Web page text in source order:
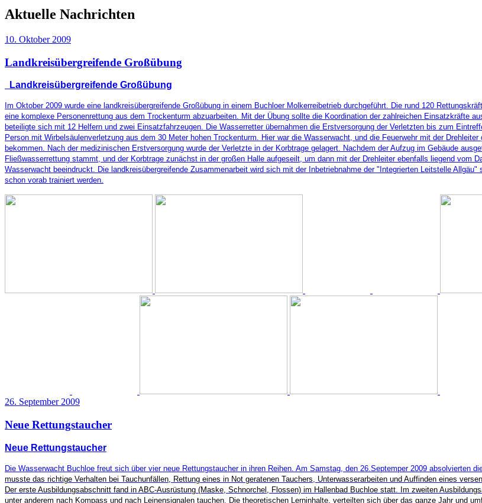
Aktuelle Nachrichten
10. Oktober 2009
Landkreisübergreifende Großübung
Landkreisübergreifende Großübung
Im Oktober 2009 wurde eine landkreisübergreifende Großübung in einem Buchloer Molkerreibetrieb durchgeführt. Die rund 120
eine komplexe Personenrettung aus dem Trockenturm abzuarbeiten. Mit der Übung sollte die Koordination der zahlreichen Einsatzkräfte
beteiligte sich mit 12 Helfern und zwei Einsatzfahrzeugen. Die Wasserretter übernahmen die Erstversorgung der Verletzten bis zum
Person mit Wirbelsäulenverletzung aus dem 30 Meter hohen Trockenturm. Hier war die Wasserwacht, und die Feuerwehr mit der
bekommen. Nach der medizinischen Erstversorgung wurde der Verletzte in der Korbtrage gelagert. Nachdem der Aufzug im Gebäude
Fließwasserrettung stammt, und der Korbtrage zunächst in der großen Halle aufgeseilt, um dann mit der Drehleiter ebenfalls liegend vom
Wasserwacht beeindruckt. Die landkreisübergreifende Zusammenarbeit wird sich mit der Inbetriebnahme der "Integrierten Leitstelle
schon vorab trainiert werden.
26. September 2009
Neue Rettungstaucher
Neue Rettungstaucher
Die Wasserwacht Buchloe freut sich über vier neue Rettungstaucher in ihren Reihen. Am Samstag, den 26.Septemper 2009 absolvierten
musste das richtige Verhalten bei Tauchunfällen, Rettung eines in Not geratenen Tauchers, Unterwasserarbeiten und Auffinden eines
Der erste Ausbildungsabschnitt fand in ABC-Ausrüstung (Maske, Schnorchel, Flossen) im Hallenbad Buchloe statt. Im zweiten
unter anderem nach Kompass und nach Leinensignalen tauchen. Die theoretischen Lerninhalte, verteilten sich über das ganze Jahr und